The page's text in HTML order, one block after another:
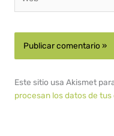
Este sitio usa Akismet
procesan los datos de